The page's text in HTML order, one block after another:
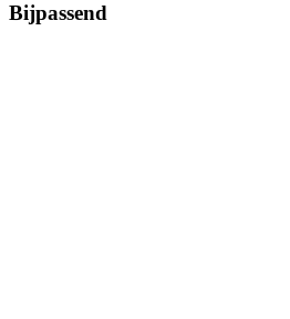
Bijpassend